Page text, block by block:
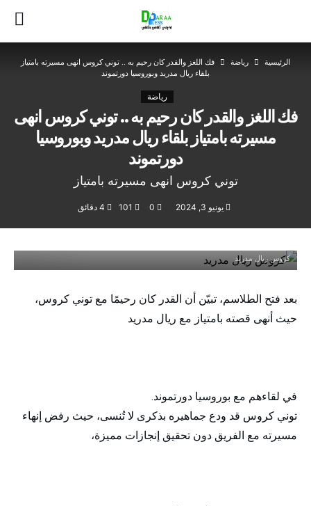
‫الرئيسية‬ رياضة
فك اللغز والقدر كان رحيم به .. توني كروس انهى مسيرته بامتياز
بلقاء ريال مدريد وبوروسيا دورتموند
رياضة
فك اللغز والقدر كان رحيم به .. توني كروس انهى
مسيرته بامتياز بلقاء ريال مدريد وبوروسيا
دورتموند
توني كروس انهى مسيرته بامتياز
يونيو 3, 2024 101 4 ‫دقائق‬
كروس ريال مدريد
بعد فتح الطلاسم، تبيّن أن القدر كان رحيمًا مع توني كروس،
حيث أنهى قصته بامتياز مع ريال مدريد
في لقاءهم مع بوروسيا دورتموند.
توني كروس قد ودع جماهيره بذكرى لا تُنسى، حيث رفض إنهاء
مسيرته مع الفريق دون تحقيق إنجازات مميزة،